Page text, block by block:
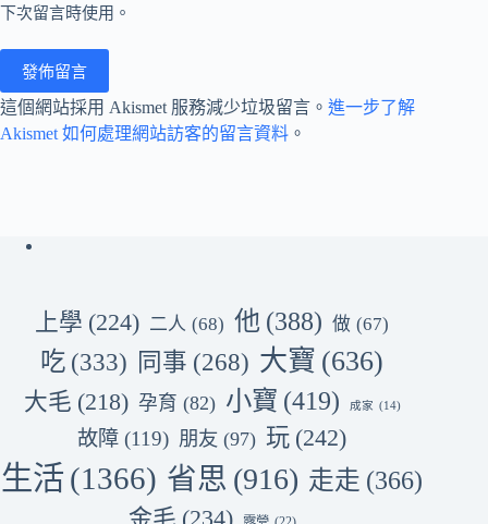
下次留言時使用。
發佈留言
這個網站採用 Akismet 服務減少垃圾留言。 進一步了解
Akismet 如何處理網站訪客的留言資料 。
上學 (224) 二人 (68) 他 (388) 做 (67)
吃 (333) 同事 (268) 大寶 (636)
大毛 (218) 孕育 (82) 小寶 (419) 成家 (14)
故障 (119) 朋友 (97) 玩 (242)
生活 (1366) 省思 (916) 走走 (366)
金毛 (234)